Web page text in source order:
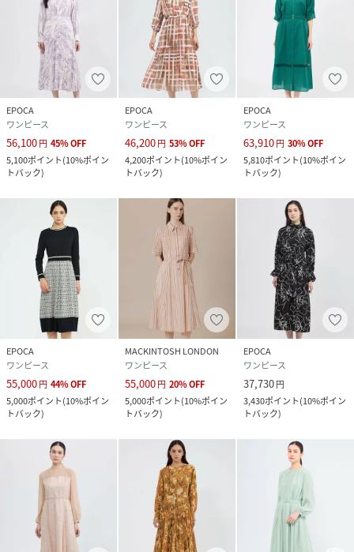
EPOCA
ワンピース
56,100円 45%OFF
5,100ポイント(10%ポイン
トバック)
EPOCA
ワンピース
46,200円 53%OFF
4,200ポイント(10%ポイン
トバック)
EPOCA
ワンピース
63,910円 30%OFF
5,810ポイント(10%ポイン
トバック)
EPOCA
ワンピース
55,000円 44%OFF
5,000ポイント(10%ポイン
トバック)
MACKINTOSH LONDON
ワンピース
55,000円 20%OFF
5,000ポイント(10%ポイン
トバック)
EPOCA
ワンピース
37,730円
3,430ポイント(10%ポイン
トバック)